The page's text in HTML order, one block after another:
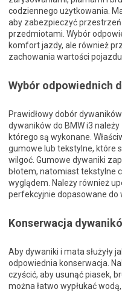
codziennego użytkowania.
aby zabezpieczyć
przedmiotami. Wybór
komfort jazdy, ale również
zachowania wartości pojazdu.
Wybór odpowiednich
Prawidłowy dobór
dywaników do BMW i3
którego są wykonane.
gumowe lub tekstylne, które
wilgoć. Gumowe dywaniki
błotem, natomiast tekstylne
wyglądem. Należy również
perfekcyjnie dopasowane do
Konserwacja
Aby dywaniki i mata służyły
odpowiednia konserwacja.
czyścić, aby usunąć piasek,
można łatwo wypłukać